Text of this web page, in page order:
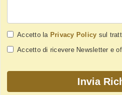
Accetto la Privacy Policy sul
Accetto di ricevere Newsletter e